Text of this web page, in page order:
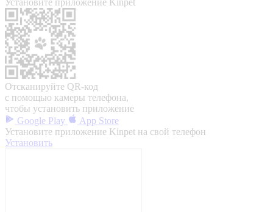
Отсканируйте QR-код
с помощью камеры телефона,
чтобы установить приложение
Google Play
App Store
Установите приложение Kinpet на свой телефон
Установить